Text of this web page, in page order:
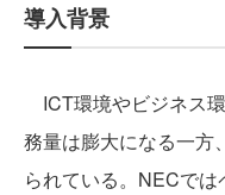
導入背景
ICT環境やビジネス
務量は膨大になる一方
られている。NECで